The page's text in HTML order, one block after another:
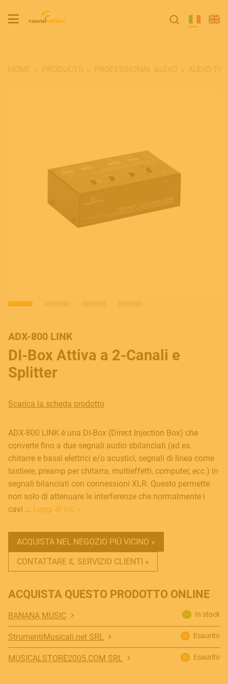
ADX-800 LINK
DI-Box Attiva a 2-Canali e
Splitter
Scarica la scheda prodotto
ADX-800 LINK è una DI-Box (Direct Injection Box) che
converte fino a due segnali audio sbilanciati (ad es.
chitarre e bassi elettrici e/o acustici, segnali di linea come
tastiere, preamp per chitarra, multieffetti, computer, ecc.) in
segnali bilanciati con connessioni XLR. Questo permette
non solo di attenuare le interferenze che normalmente i
cavi ... Leggi di più »
ACQUISTA NEL NEGOZIO PIÙ VICINO »
CONTATTARE IL SERVIZIO CLIENTI »
ACQUISTA QUESTO PRODOTTO ONLINE
BANANA MUSIC In stock
StrumentiMusicali.net SRL Esaurito
MUSICALSTORE2005.COM SRL Esaurito